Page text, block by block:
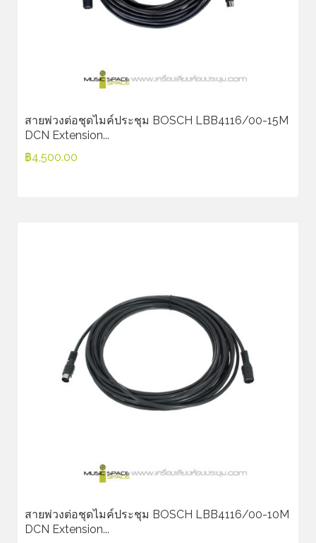
สายพ่วงต่อชุดไมค์ประชุม BOSCH LBB4116/00-15M
DCN Extension...
฿4,500.00
สายพ่วงต่อชุดไมค์ประชุม BOSCH LBB4116/00-10M
DCN Extension...